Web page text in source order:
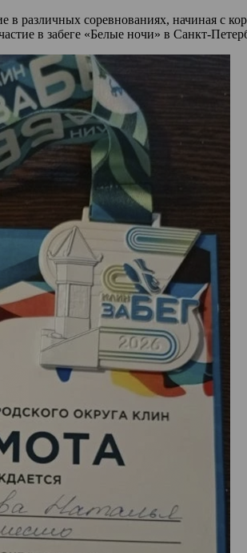
в различных соревнованиях, начиная с
в забеге «Белые ночи» в Санкт-